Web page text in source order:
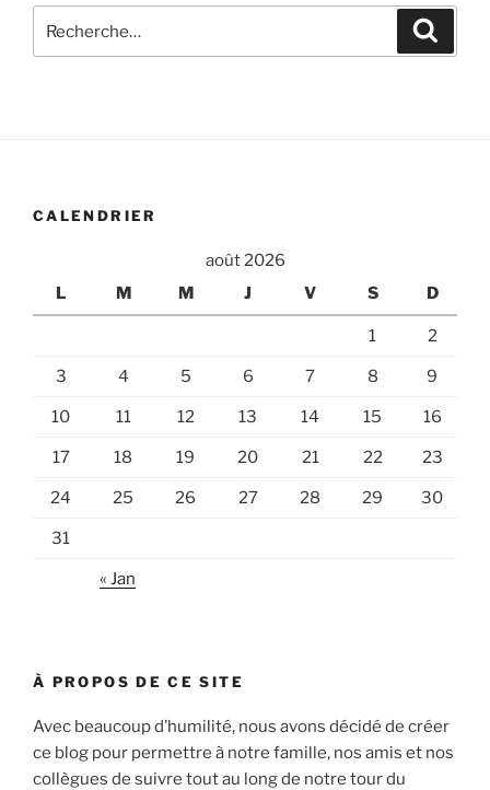
pour
CALENDRIER
août 2026
L
M M J V S D
1 2
3 4 5 6 7 8 9
10 11 12 13 14 15 16
17 18 19 20 21 22 23
24 25 26 27 28 29 30
31
« Jan
À PROPOS DE CE SITE
Avec beaucoup d’humilité, nous avons décidé de créer
ce blog pour permettre à notre famille, nos amis et nos
collègues de suivre tout au long de notre tour du